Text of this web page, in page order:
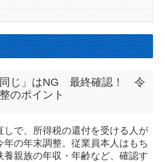
同じ」はNG 最終確認！ 令
のポイント
で、所得税の還付を受ける人が
の年末調整。従業員本人はもち
養親族の年収・年齢など、確認す